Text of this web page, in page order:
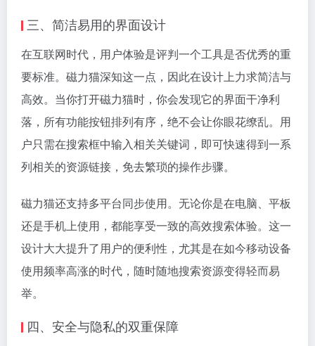
三、简洁易用的界面设计
在互联网时代，用户体验是评判一个工具是否优秀的重
要标准。磁力猫深知这一点，因此在设计上力求简洁与
高效。当你打开磁力猫时，你会发现它的界面干净利
落，所有功能按钮排列有序，绝不会让你眼花缭乱。用
户只需在搜索框中输入相关关键词，即可快速得到一系
列相关的资源链接，免去繁琐的操作步骤。
磁力猫还支持多平台同步使用。无论你是在电脑、平板
还是手机上使用，都能享受一致的高效搜索体验。这一
设计大大提升了用户的便利性，尤其是在如今移动设备
使用频率高涨的时代，随时随地搜索资源变得轻而易
举。
四、安全与隐私的双重保障